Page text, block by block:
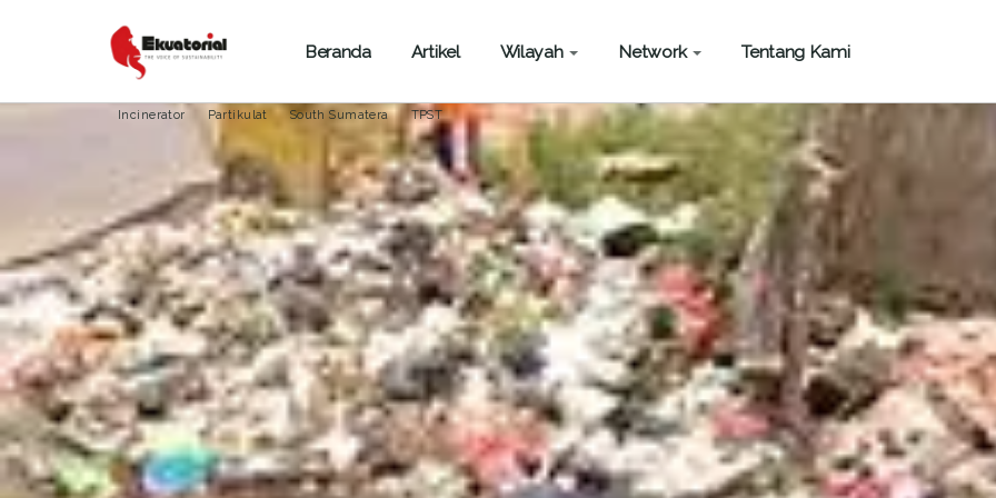
Beranda Artikel Wilayah Network Tentang Kami
HUTAN
Incinerator Partikulat South Sumatera TPST